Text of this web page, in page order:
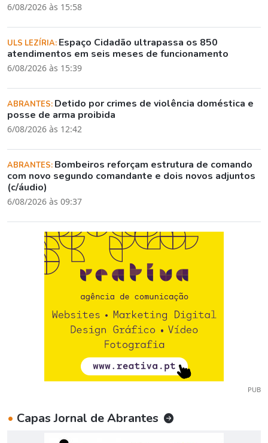
6/08/2026 às 15:58
ULS LEZÍRIA: Espaço Cidadão ultrapassa os 850
atendimentos em seis meses de funcionamento
6/08/2026 às 15:39
ABRANTES: Detido por crimes de violência doméstica e
posse de arma proibida
6/08/2026 às 12:42
ABRANTES: Bombeiros reforçam estrutura de comando
com novo segundo comandante e dois novos adjuntos
(c/áudio)
6/08/2026 às 09:37
PUB
• Capas Jornal de Abrantes